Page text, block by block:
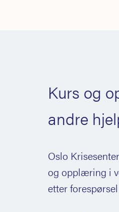
Kurs og
andre
Oslo
og opplæring i
etter